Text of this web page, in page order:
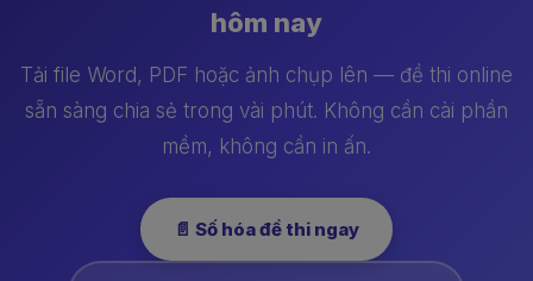
hôm nay
Tải file Word, PDF hoặc ảnh chụp lên — đề thi online
sẵn sàng chia sẻ trong vài phút. Không cần cài phần
mềm, không cần in ấn.
📄 Số hóa đề thi ngay